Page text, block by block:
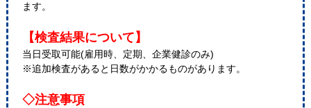
ます。
【検査結果について】
当日受取可能(雇用時、定期、企業健診のみ)
※追加検査があると日数がかかるものがあります。
◇注意事項